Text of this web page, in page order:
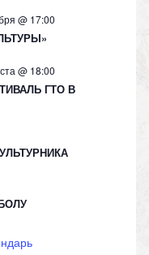
@ 17:00
@ 18:00
ГТО В